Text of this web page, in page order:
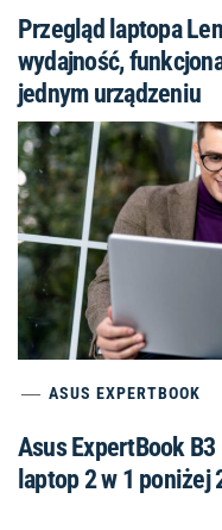
ASUS EXPERTBOOK
Asus ExpertBook B3
laptop 2 w 1 poniżej